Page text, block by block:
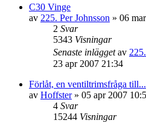
C30 Vinge
av 225. Per Johnsson » 06
2 Svar
5343 Visningar
Senaste inläggetav
23 apr 2007 21:34
Förlåt, en ventiltrimsfråga till...
av Hoffster» 05 apr 2007
4 Svar
15244 Visningar